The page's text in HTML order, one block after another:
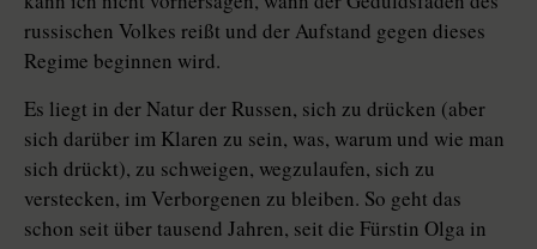
russischen Volkes reißt und der Aufstand gegen dieses
Regime beginnen wird.
Es liegt in der Natur der Russen, sich zu drücken (aber
sich darüber im Klaren zu sein, was, warum und wie man
sich drückt), zu schweigen, wegzulaufen, sich zu
verstecken, im Verborgenen zu bleiben. So geht das
schon seit über tausend Jahren, seit die Fürstin Olga in